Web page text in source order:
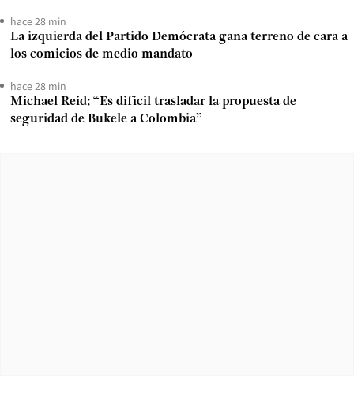
hace 28 min
La izquierda del Partido Demócrata gana terreno de cara a
los comicios de medio mandato
hace 28 min
Michael Reid: “Es difícil trasladar la propuesta de
seguridad de Bukele a Colombia”